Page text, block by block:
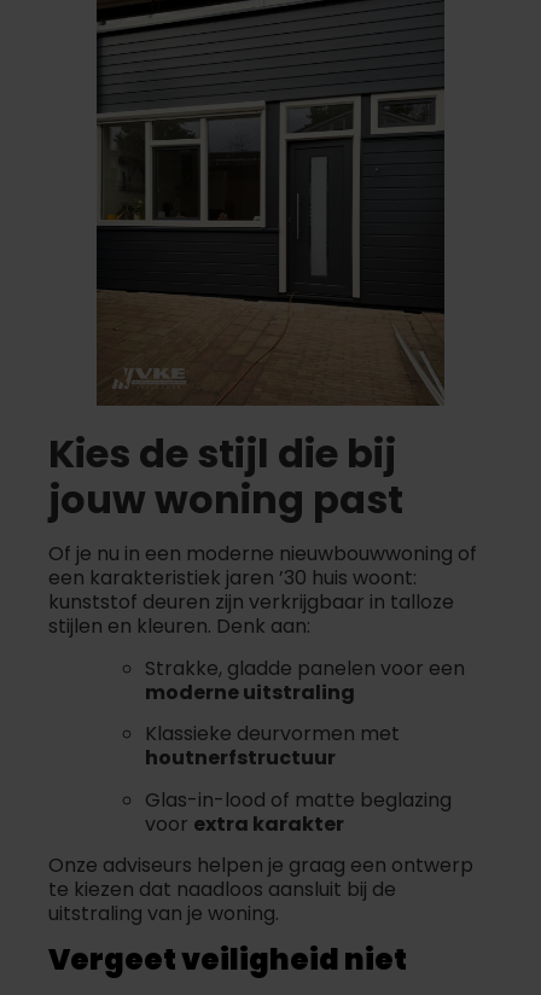
Kies de stijl die bij
jouw woning past
Of je nu in een moderne nieuwbouwwoning of
een karakteristiek jaren ’30 huis woont:
kunststof deuren zijn verkrijgbaar in talloze
stijlen en kleuren. Denk aan:
Strakke, gladde panelen voor een
moderne uitstraling
Klassieke deurvormen met
houtnerfstructuur
Glas-in-lood of matte beglazing
voor extra karakter
Onze adviseurs helpen je graag een ontwerp
te kiezen dat naadloos aansluit bij de
uitstraling van je woning.
Vergeet veiligheid niet